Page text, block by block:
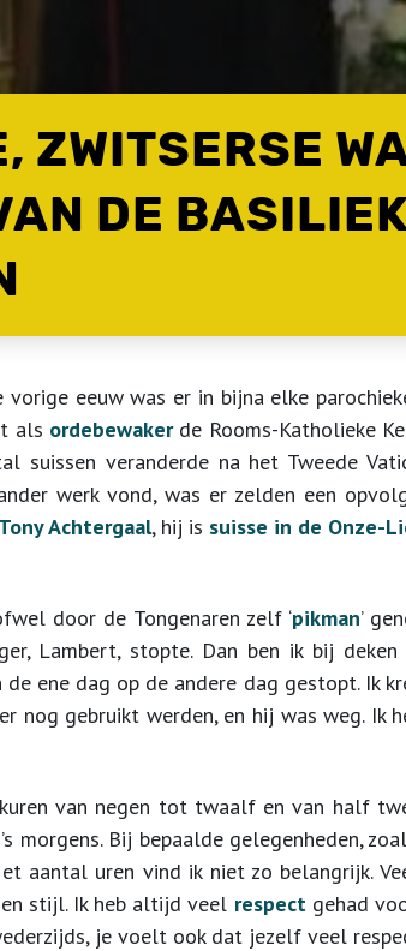
ZWITSERSE
DE
eeuw was er in bijna elke
als ordebewakerde Rooms-Katholieke
suissen veranderde na het Tweede
werk vond, was er zelden een
Tony Achtergaal, hij is suisse in de Onze-
door de Tongenaren zelf ‘pikman’
Lambert, stopte. Dan ben ik bij
de ene dag op de andere dag gestopt. Ik
nog gebruikt werden, en hij was weg. Ik
van negen tot twaalf en van half
morgens. Bij bepaalde gelegenheden,
aantal uren vind ik niet zo belangrijk.
stijl. Ik heb altijd veel respectgehad
je voelt ook dat jezelf veel